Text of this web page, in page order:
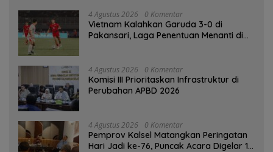
4 Agustus 2026 0 Komentar
Vietnam Kalahkan Garuda 3-0 di
Pakansari, Laga Penentuan Menanti di
4 Agustus 2026 0 Komentar
‎Komisi III Prioritaskan Infrastruktur di
Perubahan APBD 2026
4 Agustus 2026 0 Komentar
Pemprov Kalsel Matangkan Peringatan
Hari Jadi ke-76, Puncak Acara Digelar 13